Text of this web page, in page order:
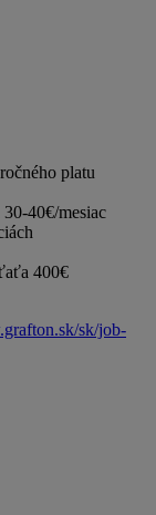
platu
40€/mesiac
400€
sk/job-